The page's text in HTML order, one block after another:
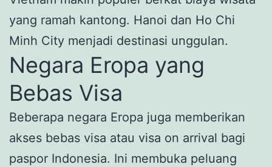
yang ramah kantong. Hanoi dan Ho Chi
Minh City menjadi destinasi unggulan.
Negara Eropa yang
Bebas Visa
Beberapa negara Eropa juga memberikan
akses bebas visa atau visa on arrival bagi
paspor Indonesia. Ini membuka peluang